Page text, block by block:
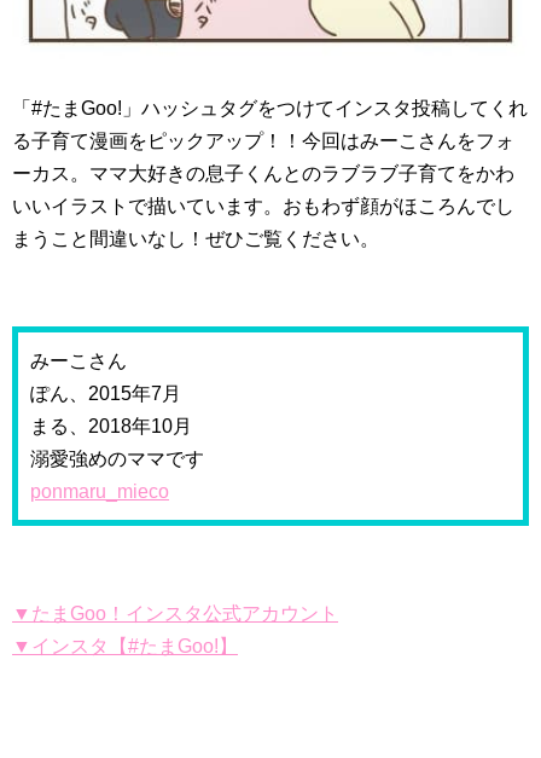
「#たまGoo!」ハッシュタグをつけてインスタ投稿してくれ
る子育て漫画をピックアップ！！今回はみーこさんをフォ
ーカス。ママ大好きの息子くんとのラブラブ子育てをかわ
いいイラストで描いています。おもわず顔がほころんでし
まうこと間違いなし！ぜひご覧ください。
みーこさん
ぽん、2015年7月
まる、2018年10月
溺愛強めのママです
ponmaru_mieco
▼たまGoo！インスタ公式アカウント
▼インスタ【#たまGoo!】